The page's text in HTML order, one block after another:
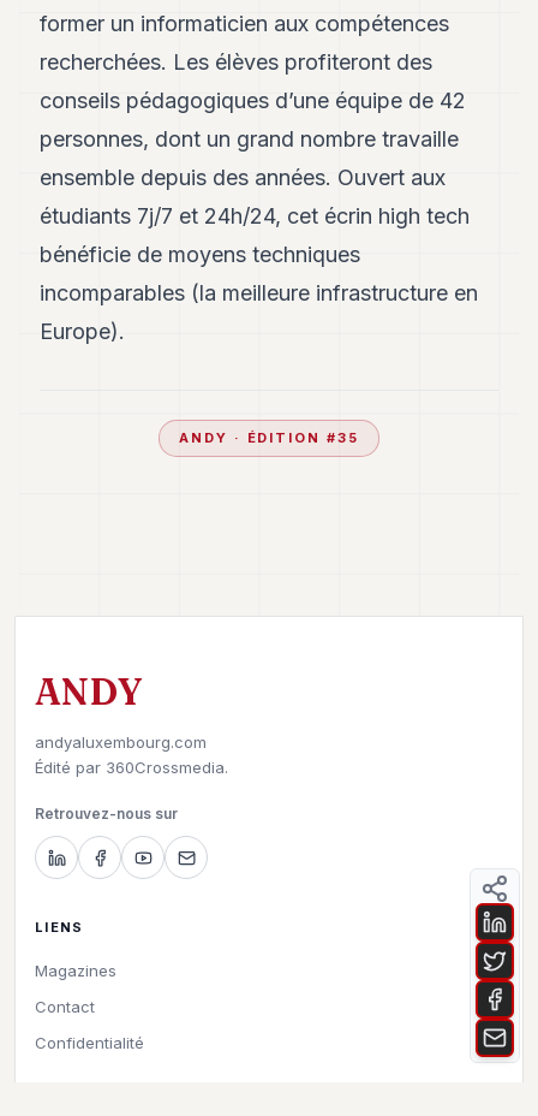
ASSURANCE
POLITIQUE
IMMOBILIER
PRIVATE
EQUITY
SPORT
ENTREPRISES
former un informaticien aux compétences
recherchées. Les élèves profiteront des
conseils pédagogiques d’une équipe de 42
personnes, dont un grand nombre travaille
ensemble depuis des années. Ouvert aux
étudiants 7j/7 et 24h/24, cet écrin high tech
bénéficie de moyens techniques
incomparables (la meilleure infrastructure en
Europe).
ANDY · ÉDITION #35
ANDY
andyaluxembourg.com
Édité par 360Crossmedia.
Retrouvez-nous sur
LIENS
Magazines
Contact
Confidentialité